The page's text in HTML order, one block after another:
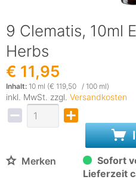
9 Clematis, 10ml
Herbs
€ 11,95
Inhalt: 10 ml (€ 119,50 / 100 ml)
inkl. MwSt. zzgl. Versandkosten
Merken
Sofort
Lieferzeit